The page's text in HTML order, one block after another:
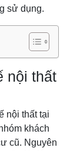
sử dụng.
nội thất
nội thất tại
khách
cũ. Nguyên